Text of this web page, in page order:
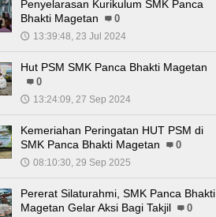
Penyelarasan Kurikulum SMK Panca
Bhakti Magetan
0
🕔 13:39:48, 23 Jul 2024
Hut PSM SMK Panca Bhakti Magetan
0
🕔 13:24:09, 27 Sep 2024
Kemeriahan Peringatan HUT PSM di
SMK Panca Bhakti Magetan
0
🕔 08:10:30, 29 Sep 2025
Pererat Silaturahmi, SMK Panca Bhakti
Magetan Gelar Aksi Bagi Takjil
0